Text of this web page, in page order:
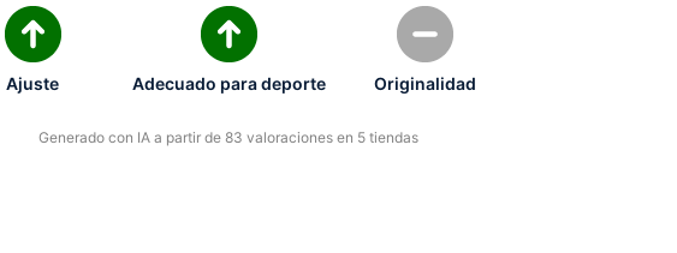
Ajuste Adecuado para deporte Originalidad
Generado con IA a partir de 83 valoraciones en 5 tiendas